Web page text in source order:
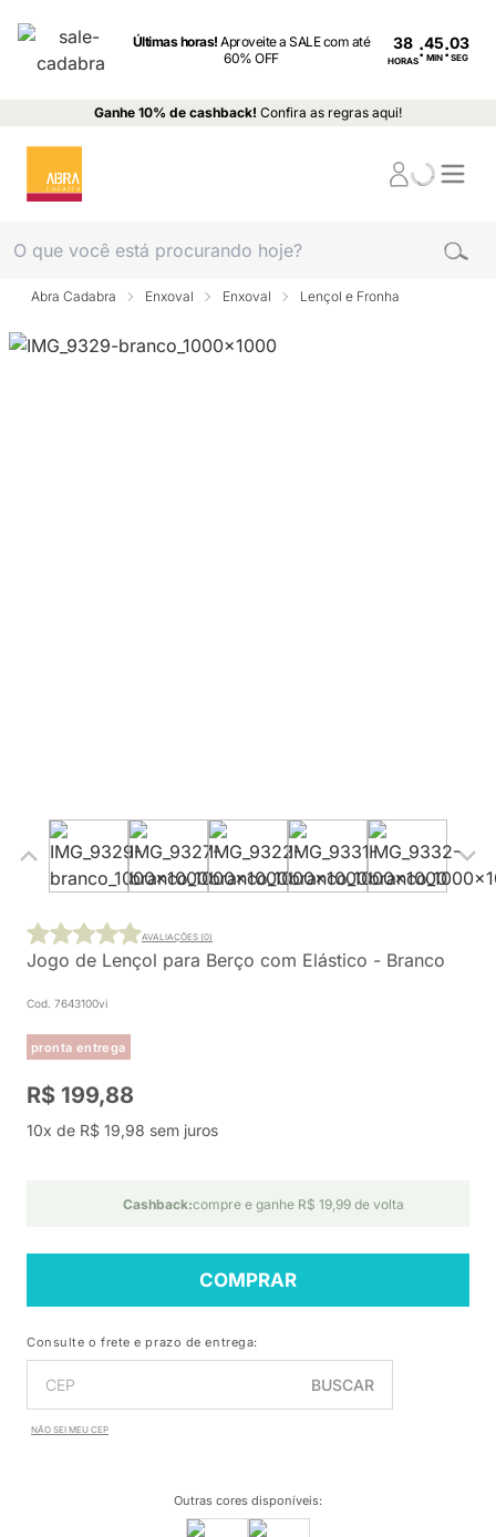
Últimas horas!Aproveite a SALE com até
60% OFF
38
HORAS: MIN : SEG
Ganhe 10% de cashback! Confira as regras aqui!
Abra Cadabra Enxoval Enxoval Lençol e Fronha
Jogo de Lençol para Berço com Elástico - Branco
Cod. 7643100vi
pronta entrega
AVALIAÇÕES (0)
R$ 199,88
10x de R$ 19,98 sem juros
Cashback:compre e ganhe R$ 19,99 de volta
COMPRAR
Consulte o frete e prazo de entrega:
BUSCAR
NÃO SEI MEU CEP
Outras cores disponíveis: